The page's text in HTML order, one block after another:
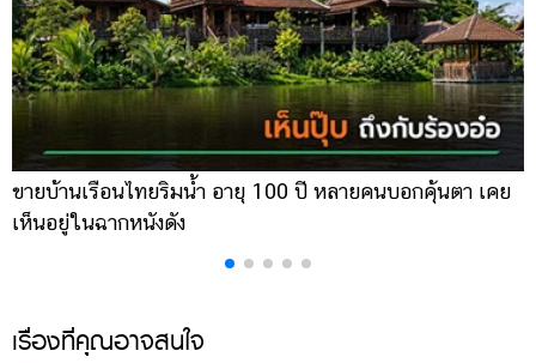
ขายบ้านเรือนไทยริมน้ำ อายุ 100 ปี หลายคนบอกคุ้นตา เคย
เห็นอยู่ในฉากหนังดัง
เรื่องที่คุณอาจสนใจ